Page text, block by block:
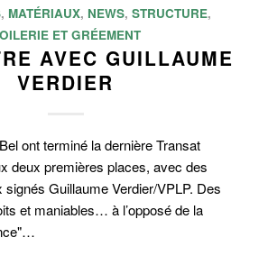
, MATÉRIAUX, NEWS, STRUCTURE,
ET GRÉEMENT
AVEC GUILLAUME
VERDIER
ont terminé la dernière Transat
deux premières places, avec des
Guillaume Verdier/VPLP. Des
et maniables… à l’opposé de la